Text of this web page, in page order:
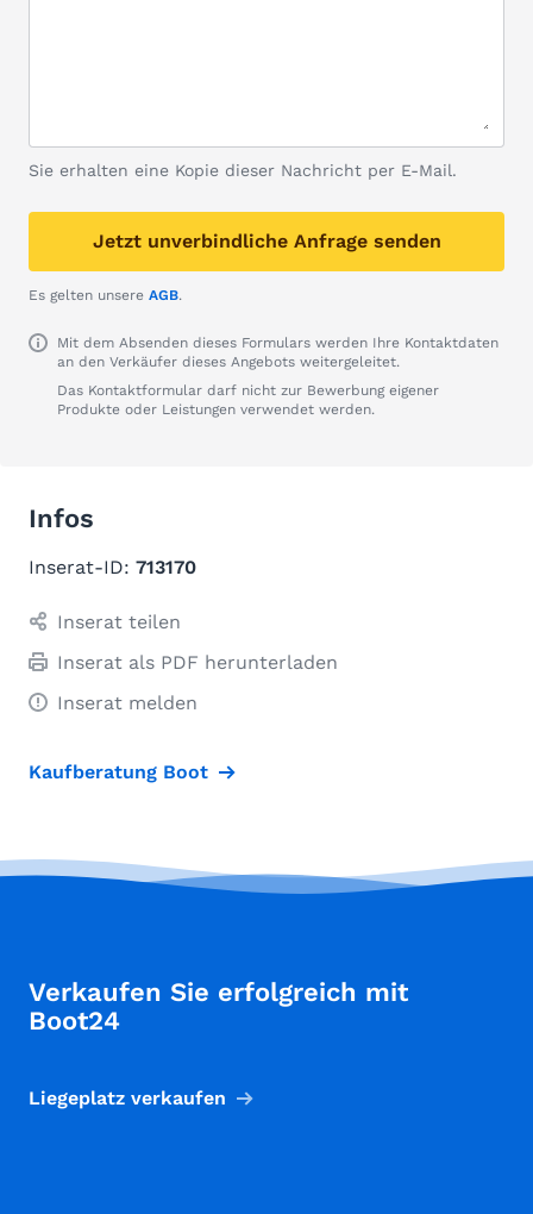
Sie erhalten eine Kopie dieser Nachricht per E-Mail.
Jetzt unverbindliche Anfrage senden
Es gelten unsere AGB.
Mit dem Absenden dieses Formulars werden Ihre Kontaktdaten
an den Verkäufer dieses Angebots weitergeleitet.
Das Kontaktformular darf nicht zur Bewerbung eigener
Produkte oder Leistungen verwendet werden.
Infos
Inserat-ID: 713170
Inserat teilen
Inserat als PDF herunterladen
Inserat melden
Kaufberatung Boot
Verkaufen Sie erfolgreich mit
Boot24
Liegeplatz verkaufen